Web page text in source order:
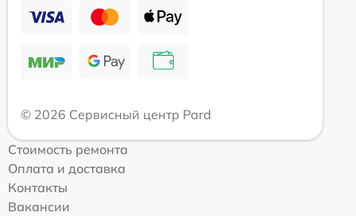
© 2026 Сервисный центр Pard
Стоимость ремонта
Оплата и доставка
Контакты
Вакансии